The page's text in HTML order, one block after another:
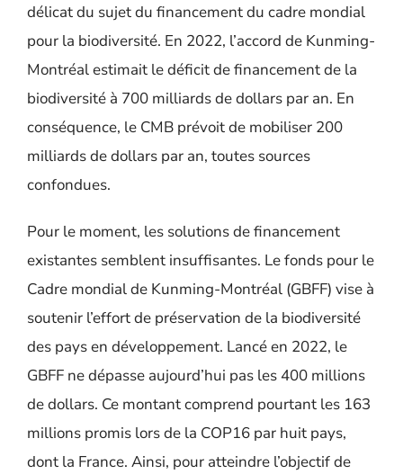
délicat du sujet du financement du cadre mondial
pour la biodiversité. En 2022, l’accord de Kunming-
Montréal estimait le déficit de financement de la
biodiversité à 700 milliards de dollars par an. En
conséquence, le CMB prévoit de mobiliser 200
milliards de dollars par an, toutes sources
confondues.
Pour le moment, les solutions de financement
existantes semblent insuffisantes. Le fonds pour le
Cadre mondial de Kunming-Montréal (GBFF) vise à
soutenir l’effort de préservation de la biodiversité
des pays en développement. Lancé en 2022, le
GBFF ne dépasse aujourd’hui pas les 400 millions
de dollars. Ce montant comprend pourtant les 163
millions promis lors de la COP16 par huit pays,
dont la France. Ainsi, pour atteindre l’objectif de